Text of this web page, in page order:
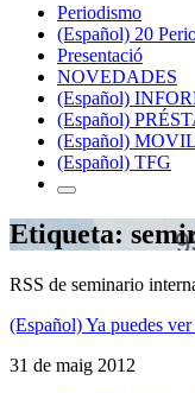
Periodismo
(Español) 20
Presentació
NOVEDADES
(Español)
(Español)
(Español)
(Español) TFG
Etiqueta:
RSS de seminario
(Español) Ya puedes
31 de maig 2012